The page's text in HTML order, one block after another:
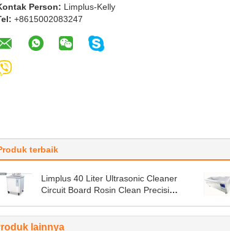
Person: Limplus-Kelly
+8615002083247
terbaik
Limplus 40 Liter Ultrasonic Cleaner
Circuit Board Rosin Clean Precision
lainnya